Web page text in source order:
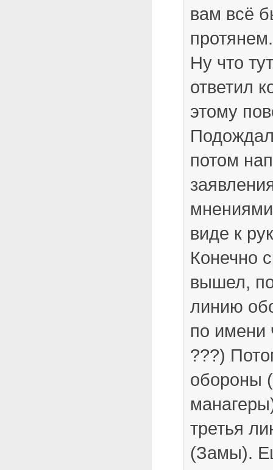
вам всё
протянем.
Ну что
ответил
этому
потом
виде к
Конечно
вышел,
линию
по имени
???)
обороны
третья
(Замы).